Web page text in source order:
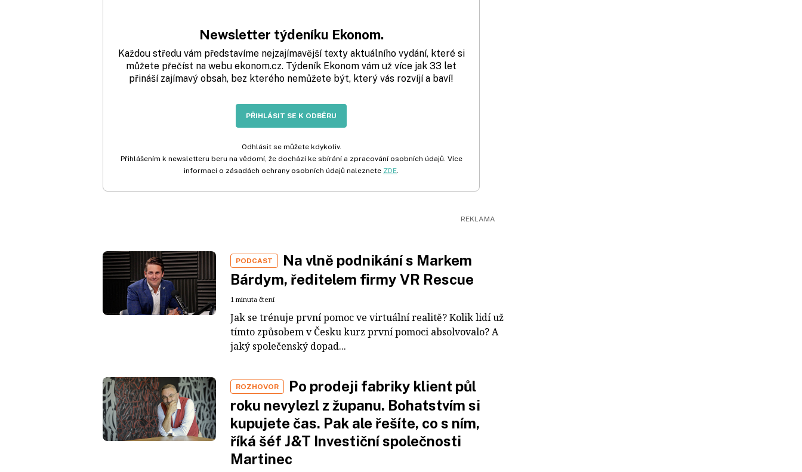
Newsletter týdeníku Ekonom.
Každou středu vám představíme nejzajímavější texty aktuálního vydání, které si
můžete přečíst na webu ekonom.cz. Týdeník Ekonom vám už více jak 33 let
přináší zajímavý obsah, bez kterého nemůžete být, který vás rozvíjí a baví!
PŘIHLÁSIT SE K ODBĚRU
Odhlásit se můžete kdykoliv.
Přihlášením k newsletteru beru na vědomí, že dochází ke sbírání a zpracování osobních údajů. Více
informací o zásadách ochrany osobních údajů naleznete ZDE
PODCAST
Na vlně podnikání s Markem
Bárdym, ředitelem firmy VR Rescue
1 minuta čtení
Jak se trénuje první pomoc ve virtuální realitě? Kolik lidí už
tímto způsobem v Česku kurz první pomoci absolvovalo? A
jaký společenský dopad...
ROZHOVOR
Po prodeji fabriky klient půl
roku nevylezl z županu. Bohatstvím si
kupujete čas. Pak ale řešíte, co s ním,
říká šéf J&T Investiční společnosti
Martinec